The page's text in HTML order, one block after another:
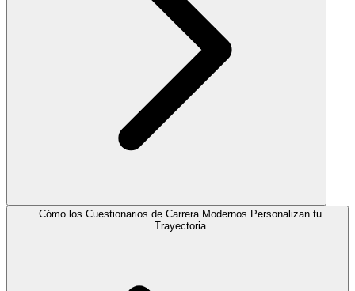
Cómo los Cuestionarios de Carrera Modernos Personalizan tu
Trayectoria